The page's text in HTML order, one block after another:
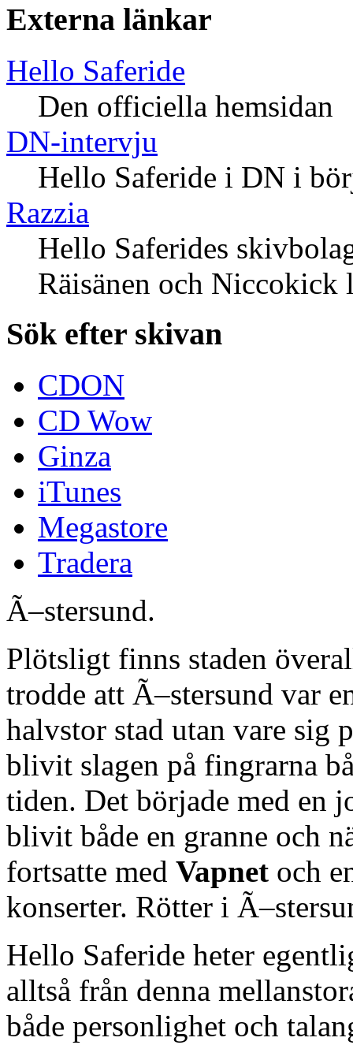
Externa länkar
Hello Saferide
Den officiella hemsidan
DN-intervju
Hello Saferide i DN i
Razzia
Hello Saferides
Räisänen och Niccokick
Sök efter skivan
CDON
CD Wow
Ginza
iTunes
Megastore
Tradera
Ã–stersund.
Plötsligt finns staden
trodde att Ã–stersund var
halvstor stad utan vare sig
blivit slagen på fingrarna
tiden. Det började med en
blivit både en granne och
fortsatte med Vapnet och
konserter. Rötter i
Hello Saferide heter
alltså från denna
både personlighet och